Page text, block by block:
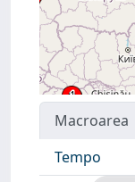
Macroarea
Tempo